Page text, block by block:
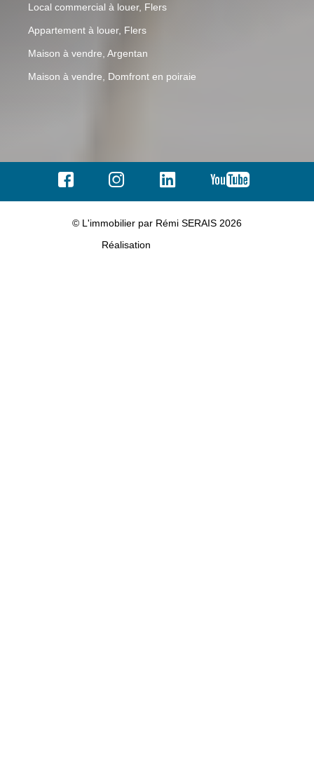
Local commercial à louer, Flers
Appartement à louer, Flers
Maison à vendre, Argentan
Maison à vendre, Domfront en poiraie
© L'immobilier par Rémi SERAIS 2026
Réalisation